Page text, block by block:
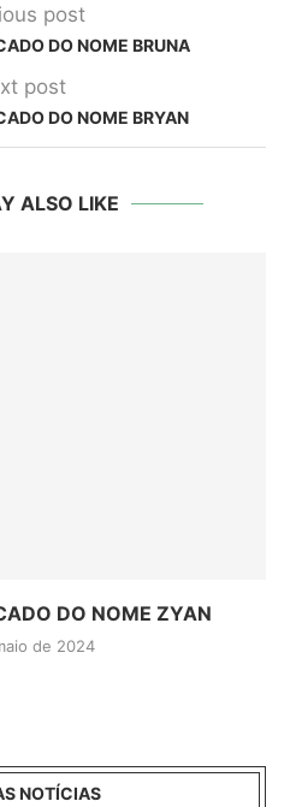
post
DO NOME BRUNA
post
DO NOME BRYAN
ALSO LIKE
DO NOME ZYAN
de 2024
NOTÍCIAS